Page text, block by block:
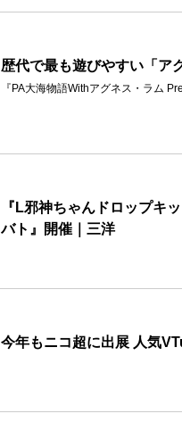
歴代で最も遊びやすい「ア
『PA大海物語Withアグネス・ラム
『L邪神ちゃんドロップキ
バト』開催｜三洋
今年もニコ超に出展 人気